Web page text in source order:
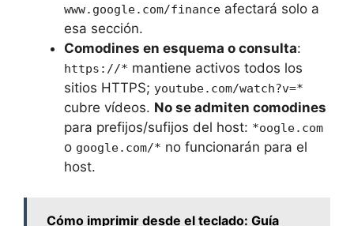
www.google.com/finance afectará solo a
esa sección.
Comodines en esquema o consulta:
https://* mantiene activos todos los
sitios HTTPS; youtube.com/watch?v=*
cubre vídeos. No se admiten comodines
para prefijos/sufijos del host: *oogle.com
o google.com/* no funcionarán para el
host.
Cómo imprimir desde el teclado: Guía